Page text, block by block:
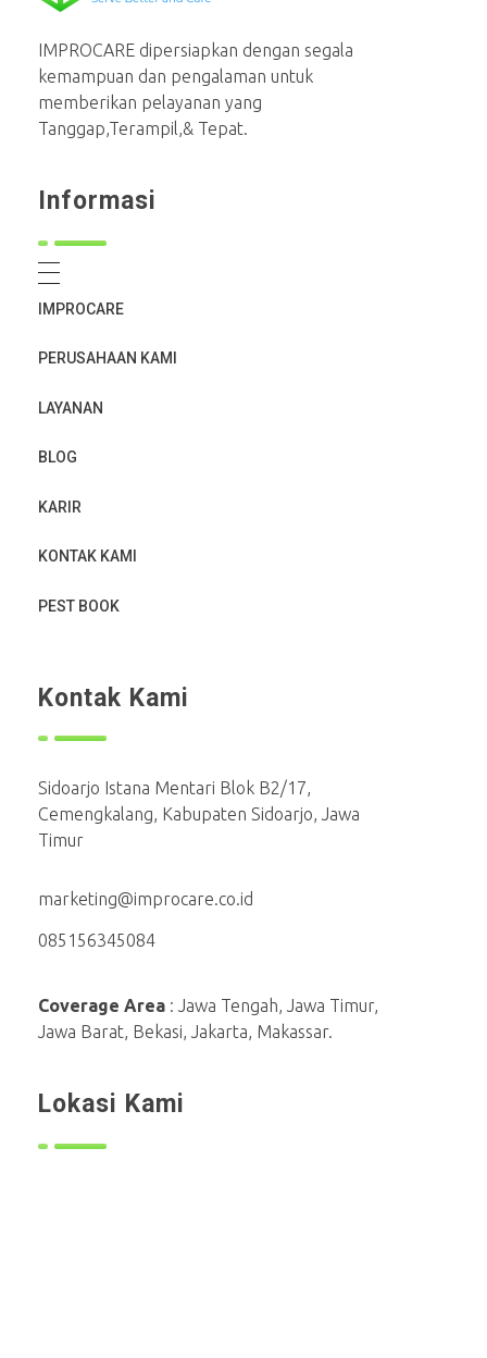
IMPROCARE dipersiapkan dengan segala
kemampuan dan pengalaman untuk
memberikan pelayanan yang
Tanggap,Terampil,& Tepat.
Informasi
IMPROCARE
PERUSAHAAN KAMI
LAYANAN
BLOG
KARIR
KONTAK KAMI
PEST BOOK
Kontak Kami
Sidoarjo Istana Mentari Blok B2/17,
Cemengkalang, Kabupaten Sidoarjo, Jawa
Timur
marketing@improcare.co.id
085156345084
Coverage Area : Jawa Tengah, Jawa Timur,
Jawa Barat, Bekasi, Jakarta, Makassar.
Lokasi Kami